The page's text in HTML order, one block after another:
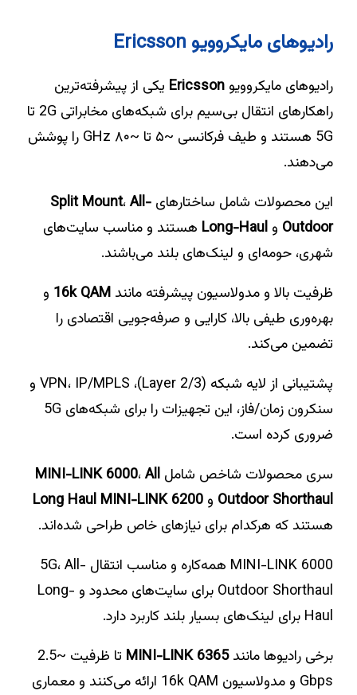
رادیوهای مایکروویو Ericsson
رادیوهای مایکروویو Ericsson یکی از پیشرفته‌ترین
راهکارهای انتقال بی‌سیم برای شبکه‌های مخابراتی 2G تا
5G هستند و طیف فرکانسی ~۵ تا ~۸۰ GHz را پوشش
می‌دهند.
این محصولات شامل ساختارهای
Split Mount،All-
Outdoor و Long-Haul هستند و مناسب سایت‌های
شهری، حومه‌ای و لینک‌های بلند می‌باشند.
ظرفیت بالا و مدولاسیون پیشرفته مانند 16k QAM و
بهره‌وری طیفی بالا، کارایی و صرفه‌جویی اقتصادی را
تضمین می‌کند.
پشتیبانی از لایه شبکه (Layer 2/3)، VPN، IP/MPLS و
سنکرون زمان/فاز، این تجهیزات را برای شبکه‌های 5G
ضروری کرده است.
سری محصولات شاخص شامل
MINI-LINK 6000،All
Outdoor Shorthaul و Long Haul MINI-LINK 6200
هستند که هرکدام برای نیازهای خاص طراحی شده‌اند.
MINI-LINK 6000 همه‌کاره و مناسب انتقال 5G، All-
Outdoor Shorthaul برای سایت‌های محدود و Long-
Haul برای لینک‌های بسیار بلند کاربرد دارد.
برخی رادیوها مانندMINI-LINK 6365
تا ظرفیت ~2.5
Gbps و مدولاسیون 16k QAM ارائه می‌کنند و معماری